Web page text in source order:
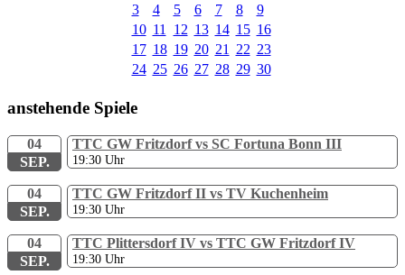
3
4 5 6 7 8
9
10 11 12 13 14 15 16
17 18 19 20 21 22 23
24 25 26 27 28 29 30
anstehende Spiele
04
SEP.
TTC GW Fritzdorf vs SC Fortuna Bonn III
19:30 Uhr
04
SEP.
TTC GW Fritzdorf II vs TV Kuchenheim
19:30 Uhr
04
SEP.
TTC Plittersdorf IV vs TTC GW Fritzdorf IV
19:30 Uhr